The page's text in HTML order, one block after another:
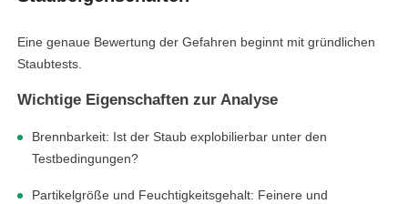
Eine genaue Bewertung der Gefahren beginnt mit gründlichen
Staubtests.
Wichtige Eigenschaften zur Analyse
Brennbarkeit: Ist der Staub explobilierbar unter den
Testbedingungen?
Partikelgröße und Feuchtigkeitsgehalt: Feinere und